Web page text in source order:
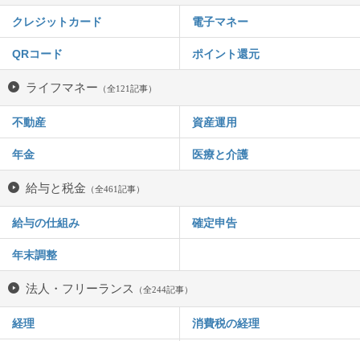
クレジットカード 電子マネー
QRコード ポイント還元
ライフマネー （全121記事）
不動産 資産運用
年金 医療と介護
給与と税金 （全461記事）
給与の仕組み 確定申告
年末調整
法人・フリーランス （全244記事）
経理 消費税の経理